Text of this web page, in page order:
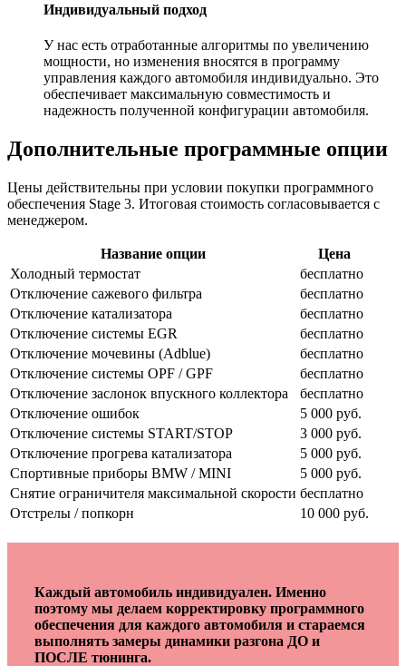
Индивидуальный подход
У нас есть отработанные алгоритмы по увеличению
мощности, но изменения вносятся в программу
управления каждого автомобиля индивидуально. Это
обеспечивает максимальную совместимость и
надежность полученной конфигурации автомобиля.
Дополнительные программные опции
Цены действительны при условии покупки программного
обеспечения Stage 3. Итоговая стоимость согласовывается с
менеджером.
Название опции
Цена
Холодный термостат
бесплатно
Отключение сажевого фильтра
бесплатно
Отключение катализатора
бесплатно
Отключение системы EGR
бесплатно
Отключение мочевины (Adblue)
бесплатно
Отключение системы OPF / GPF
бесплатно
Отключение заслонок впускного коллектора
бесплатно
Отключение ошибок
5 000 руб.
Отключение системы START/STOP
3 000 руб.
Отключение прогрева катализатора
5 000 руб.
Спортивные приборы BMW / MINI
5 000 руб.
Снятие ограничителя максимальной скорости бесплатно
Отстрелы / попкорн
10 000 руб.
Каждый автомобиль индивидуален. Именно
поэтому мы делаем корректировку программного
обеспечения для каждого автомобиля и стараемся
выполнять замеры динамики разгона ДО и
ПОСЛЕ тюнинга.